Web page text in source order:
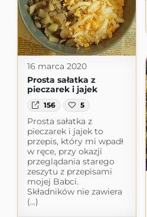
16 marca 2020
Prosta sałatka z
pieczarek i jajek
156 5
Prosta sałatka z
pieczarek i jajek to
przepis, który mi wpadł
w ręce, przy okazji
przeglądania starego
zeszytu z przepisami
mojej Babci.
Składników nie zawiera
(...)